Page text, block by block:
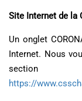
Site Internet de la
Un onglet
Internet. Nous
https://